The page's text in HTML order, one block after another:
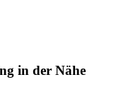
in der Nähe